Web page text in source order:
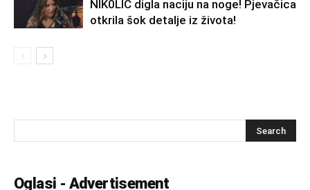
NlK0LlĆ digla naciju na noge! Pjevačica
otkrila šok detalje iz života!
Oglasi - Advertisement